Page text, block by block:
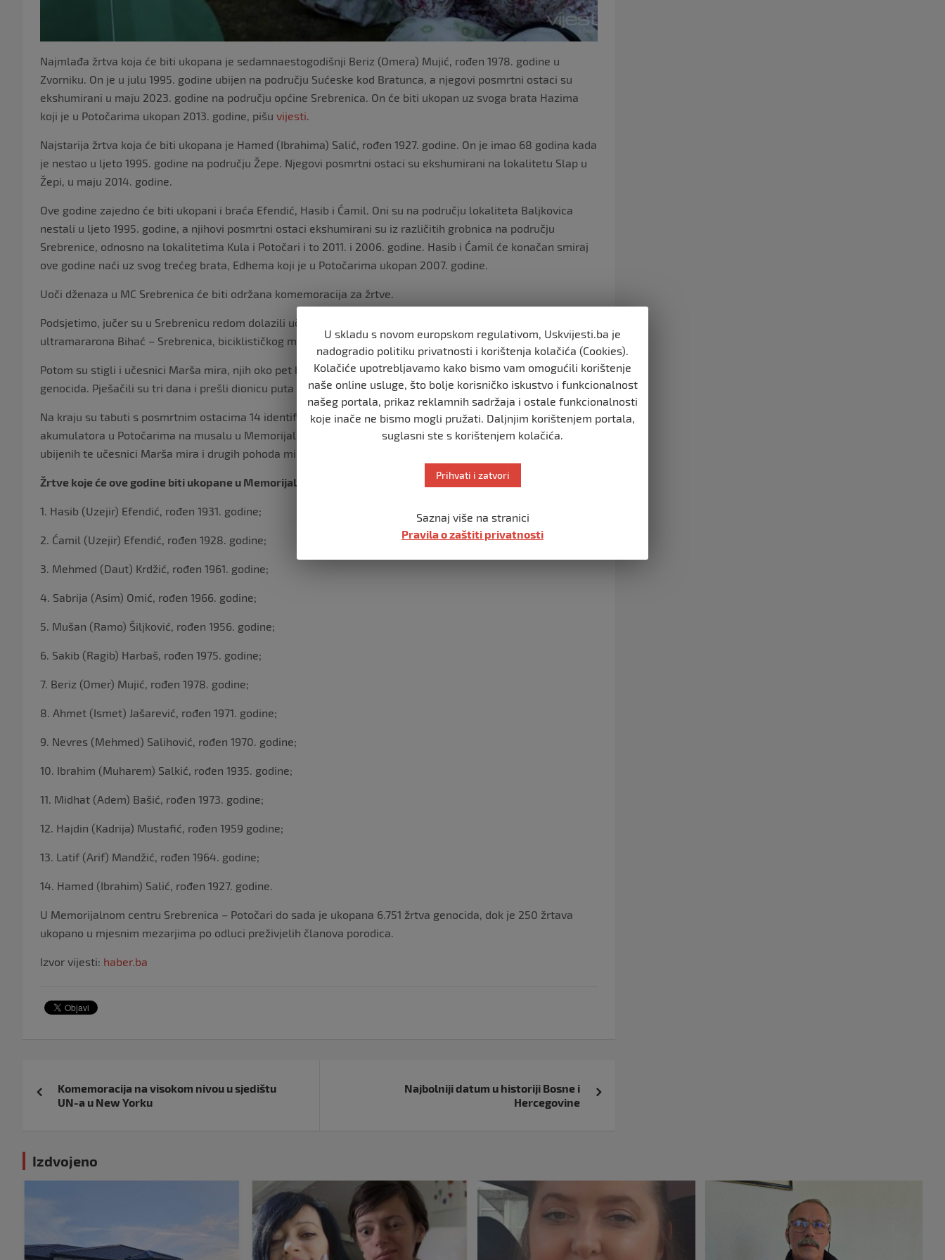
Najmlađa žrtva koja će biti ukopana je sedamnaestogodišnji Beriz (Omera) Mujić, rođen 1978. godine u
Zvorniku. On je u julu 1995. godine ubijen na području Sućeske kod Bratunca, a njegovi posmrtni ostaci su
ekshumirani u maju 2023. godine na području općine Srebrenica. On će biti ukopan uz svoga brata Hazima
koji je u Potočarima ukopan 2013. godine, pišu vijesti.
Najstarija žrtva koja će biti ukopana je Hamed (Ibrahima) Salić, rođen 1927. godine. On je imao 68 godina kada
je nestao u ljeto 1995. godine na području Žepe. Njegovi posmrtni ostaci su ekshumirani na lokalitetu Slap u
Žepi, u maju 2014. godine.
Ove godine zajedno će biti ukopani i braća Efendić, Hasib i Ćamil. Oni su na području lokaliteta Baljkovica
nestali u ljeto 1995. godine, a njihovi posmrtni ostaci ekshumirani su iz različitih grobnica na području
Srebrenice, odnosno na lokalitetima Kula i Potočari i to 2011. i 2006. godine. Hasib i Ćamil će konačan smiraj
ove godine naći uz svog trećeg brata, Edhema koji je u Potočarima ukopan 2007. godine.
Uoči dženaza u MC Srebrenica će biti održana komemoracija za žrtve.
Podsjetimo, jučer su u Srebrenicu redom dolazili učesnici ultramaratona Vukovar – Srebrenica,
ultramararona Bihać – Srebrenica, biciklističkog maratona Goražde – Srebrenica, motomaratona …
Potom su stigli i učesnici Marša mira, njih oko pet hiljada, stiglo je u Potočare kako bi odali počast žrtvama
genocida. Pješačili su tri dana i prešli dionicu puta dugu 110 kilometara.
Na kraju su tabuti s posmrtnim ostacima 14 identificiranih žrtava genocida iz kruga bivše Fabrike
akumulatora u Potočarima na musalu u Memorijalnom centru. Tabute su na rukama prenijeli članovi porodica
ubijenih te učesnici Marša mira i drugih pohoda mira koji su pristigli u Potočare.
Žrtve koje će ove godine biti ukopane u Memorijalnom centru Srebrenica su:
1. Hasib (Uzejir) Efendić, rođen 1931. godine;
2. Ćamil (Uzejir) Efendić, rođen 1928. godine;
3. Mehmed (Daut) Krdžić, rođen 1961. godine;
4. Sabrija (Asim) Omić, rođen 1966. godine;
5. Mušan (Ramo) Šiljković, rođen 1956. godine;
6. Sakib (Ragib) Harbaš, rođen 1975. godine;
7. Beriz (Omer) Mujić, rođen 1978. godine;
8. Ahmet (Ismet) Jašarević, rođen 1971. godine;
9. Nevres (Mehmed) Salihović, rođen 1970. godine;
10. Ibrahim (Muharem) Salkić, rođen 1935. godine;
11. Midhat (Adem) Bašić, rođen 1973. godine;
12. Hajdin (Kadrija) Mustafić, rođen 1959 godine;
13. Latif (Arif) Mandžić, rođen 1964. godine;
14. Hamed (Ibrahim) Salić, rođen 1927. godine.
U Memorijalnom centru Srebrenica – Potočari do sada je ukopana 6.751 žrtva genocida, dok je 250 žrtava
ukopano u mjesnim mezarjima po odluci preživjelih članova porodica.
Izvor vijesti: haber.ba
objava
Komemoracija na visokom nivou u sjedištu
UN-a u New Yorku
Najbolniji datum u historiji Bosne i
Hercegovine
Izdvojeno
U skladu s novom europskom regulativom, Uskvijesti.ba je
nadogradio politiku privatnosti i korištenja kolačića (Cookies).
Kolačiće upotrebljavamo kako bismo vam omogućili korištenje
naše online usluge, što bolje korisničko iskustvo i funkcionalnost
našeg portala, prikaz reklamnih sadržaja i ostale funkcionalnosti
koje inače ne bismo mogli pružati. Daljnjim korištenjem portala,
suglasni ste s korištenjem kolačića.
Prihvati i zatvori
Saznaj više na stranici
Pravila o zaštiti privatnosti